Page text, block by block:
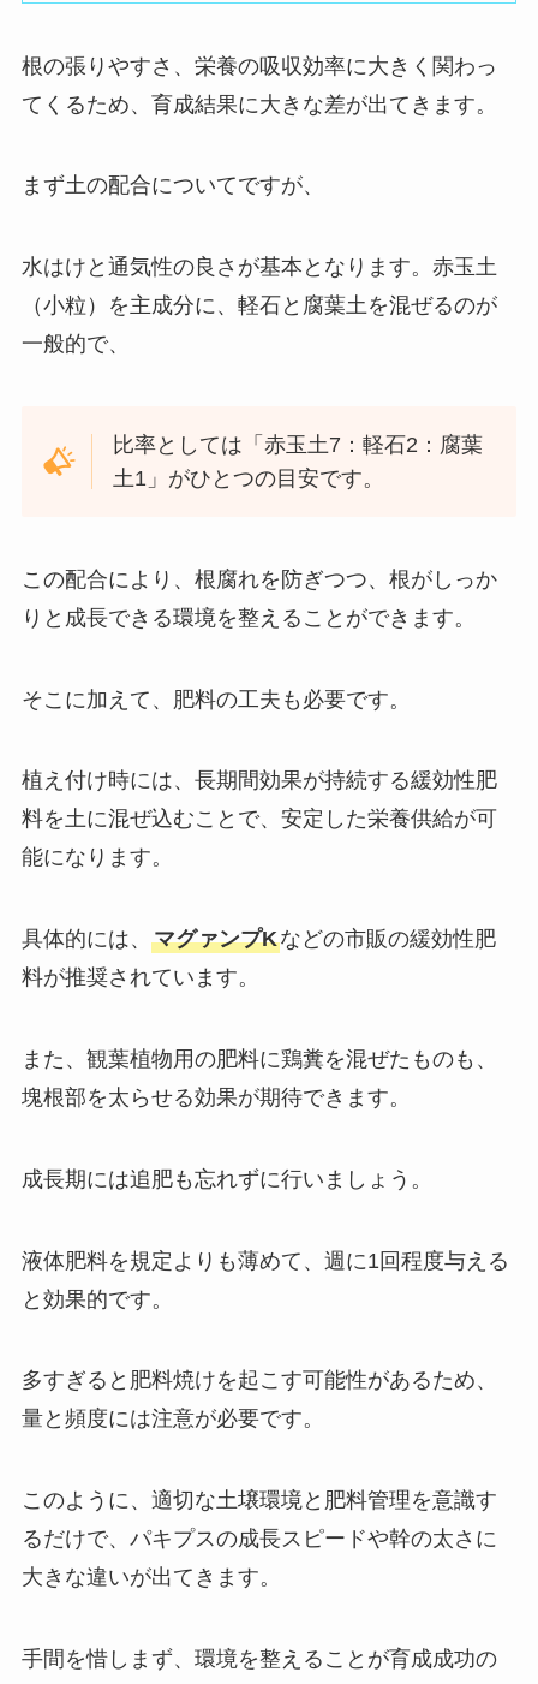
根の張りやすさ、栄養の吸収効率に大きく関わっ
てくるため、育成結果に大きな差が出てきます。
まず土の配合についてですが、
水はけと通気性の良さが基本となります。赤玉土
（小粒）を主成分に、軽石と腐葉土を混ぜるのが
一般的で、
比率としては「赤玉土7：軽石2：腐葉
土1」がひとつの目安です。
この配合により、根腐れを防ぎつつ、根がしっか
りと成長できる環境を整えることができます。
そこに加えて、肥料の工夫も必要です。
植え付け時には、長期間効果が持続する緩効性肥
料を土に混ぜ込むことで、安定した栄養供給が可
能になります。
具体的には、 マグァンプKなどの市販の緩効性肥
料が推奨されています。
また、観葉植物用の肥料に鶏糞を混ぜたものも、
塊根部を太らせる効果が期待できます。
成長期には追肥も忘れずに行いましょう。
液体肥料を規定よりも薄めて、週に1回程度与える
と効果的です。
多すぎると肥料焼けを起こす可能性があるため、
量と頻度には注意が必要です。
このように、適切な土壌環境と肥料管理を意識す
るだけで、パキプスの成長スピードや幹の太さに
大きな違いが出てきます。
手間を惜しまず、環境を整えることが育成成功の